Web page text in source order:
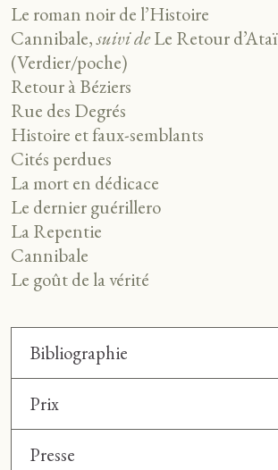
Le roman noir de l’Histoire
Cannibale,suivi deLe Retour d’Ataï
(Verdier/poche)
Retour à Béziers
Rue des Degrés
Histoire et faux-semblants
Cités perdues
La mort en dédicace
Le dernier guérillero
La Repentie
Cannibale
Le goût de la vérité
Bibliographie
Prix
Presse